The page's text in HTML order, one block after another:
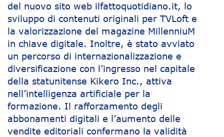
del nuovo sito web ilfattoquotidiano.it, lo
sviluppo di contenuti originali per TVLoft e
la valorizzazione del magazine MillenniuM
in chiave digitale. Inoltre, è stato avviato
un percorso di internazionalizzazione e
diversificazione con l’ingresso nel capitale
della statunitense Kikero Inc., attiva
nell’intelligenza artificiale per la
formazione. Il rafforzamento degli
abbonamenti digitali e l’aumento delle
vendite editoriali confermano la validità